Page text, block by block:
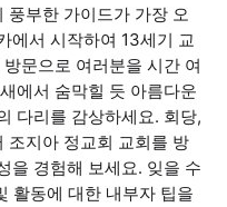
풍부한 가이드가 가장 오
에서 시작하여 13세기 교
문으로 여러분을 시간 여
에서 숨막힐 듯 아름다운
다리를 감상하세요. 회당,
조지아 정교회 교회를 방
을 경험해 보세요. 잊을 수
활동에 대한 내부자 팁을